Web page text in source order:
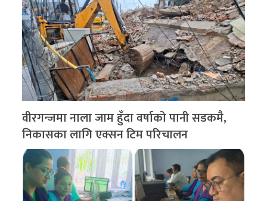
वीरगन्जमा नाला जाम हुँदा वर्षाको पानी सडकमै,
निकासका लागि एक्सन टिम परिचालन